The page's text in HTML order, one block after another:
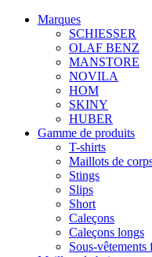
Marques
SCHIESSER
OLAF BENZ
MANSTORE
NOVILA
HOM
SKINY
HUBER
Gamme de produits
T-shirts
Maillots de
Stings
Slips
Short
Caleçons
Caleçons longs
Sous-